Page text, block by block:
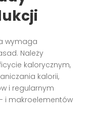
wymaga
Należy
kalorycznym,
kalorii,
i regularnym
i makroelementów